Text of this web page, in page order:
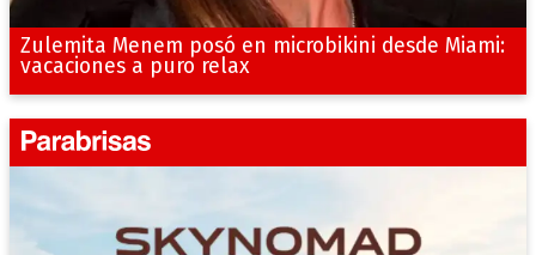
Zulemita Menem posó en microbikini desde Miami:
vacaciones a puro relax